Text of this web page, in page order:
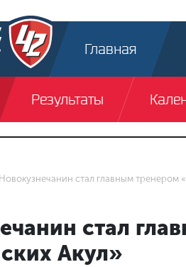
Главная
Результаты
Новокузнечанин стал главным тренером
стал
Акул»